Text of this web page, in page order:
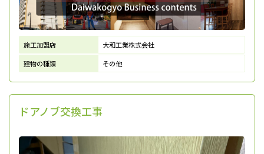
施工加盟店
大和工業株式会社
建物の種類
その他
ドアノブ交換工事